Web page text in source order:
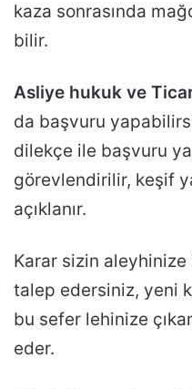
kaza sonrasında
bilir.
Asliye hukuk ve
da başvuru
dilekçe ile başvuru
görevlendirilir, keşif
açıklanır.
Karar sizin
talep edersiniz, yeni
bu sefer lehinize
eder.